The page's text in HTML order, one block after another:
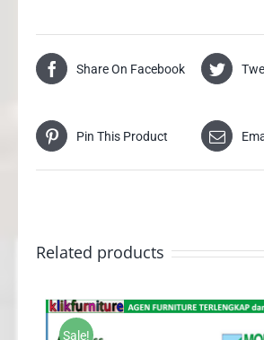
Share On Facebook
Pin This Product
Related products
Sale!